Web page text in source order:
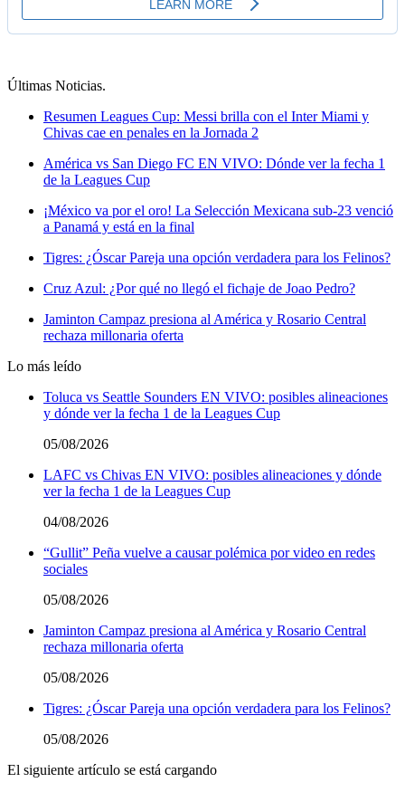
Últimas Noticias.
Resumen Leagues Cup: Messi brilla con el Inter Miami y
Chivas cae en penales en la Jornada 2
América vs San Diego FC EN VIVO: Dónde ver la fecha 1
de la Leagues Cup
¡México va por el oro! La Selección Mexicana sub-23 venció
a Panamá y está en la final
Tigres: ¿Óscar Pareja una opción verdadera para los Felinos?
Cruz Azul: ¿Por qué no llegó el fichaje de Joao Pedro?
Jaminton Campaz presiona al América y Rosario Central
rechaza millonaria oferta
Lo más leído
Toluca vs Seattle Sounders EN VIVO: posibles alineaciones
y dónde ver la fecha 1 de la Leagues Cup
05/08/2026
LAFC vs Chivas EN VIVO: posibles alineaciones y dónde
ver la fecha 1 de la Leagues Cup
04/08/2026
“Gullit” Peña vuelve a causar polémica por video en redes
sociales
05/08/2026
Jaminton Campaz presiona al América y Rosario Central
rechaza millonaria oferta
05/08/2026
Tigres: ¿Óscar Pareja una opción verdadera para los Felinos?
05/08/2026
El siguiente artículo se está cargando